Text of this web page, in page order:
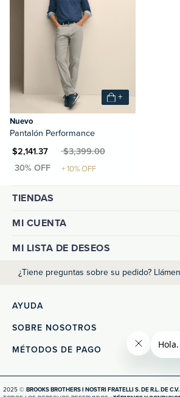
+
Nuevo
Pantalón Performance
$2,141.37MXN $3,399.00
TIENDAS
MI CUENTA
MI LISTA DE DESEOS
¿Tiene preguntas sobre su pedido?
AYUDA
SOBRE NOSOTROS
MÉTODOS DE PAGO
2025 © BROOKS BROTHERS I NOSTRI FRATELLI S. DE R.L. DE